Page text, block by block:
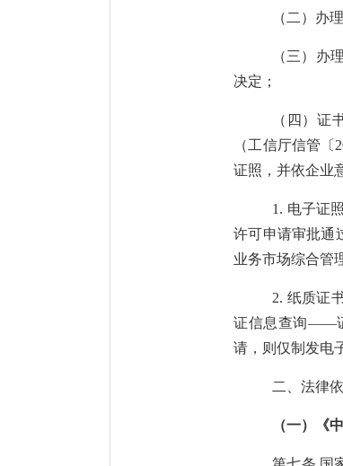
（二） 办
（三） 办
决定；
（四）证
（工信厅信管〔
证照，并依企业
1. 电子证照
许可申请审批通
业务市场综合管
2. 纸质证
证信息查询——
请，则仅制发电
二、法律
（一）《